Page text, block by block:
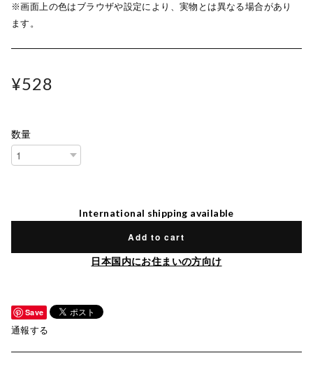
※画面上の色はブラウザや設定により、実物とは異なる場合があり
ます。
¥528
数量
International shipping available
Add to cart
日本国内にお住まいの方向け
Save
通報する